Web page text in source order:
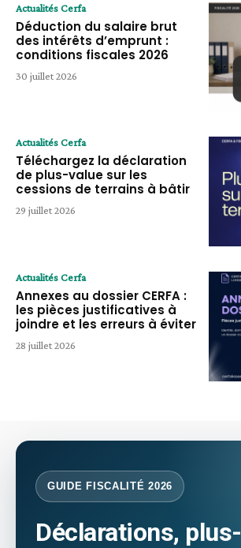
Actualités Cerfa
Déduction du salaire brut
des intérêts d’emprunt :
conditions fiscales 2026
30 juillet 2026
Actualités Cerfa
Téléchargez la déclaration
de plus-value sur les
cessions de terrains à bâtir
29 juillet 2026
Actualités Cerfa
Annexes au dossier CERFA :
les pièces justificatives à
joindre et les erreurs à éviter
28 juillet 2026
GUIDE FISCALITÉ 2026
Déclarations, plus-